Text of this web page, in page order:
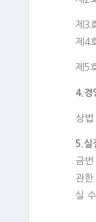
제3
제4
제5
4. 경
상법
5. 실
금번
관한
실